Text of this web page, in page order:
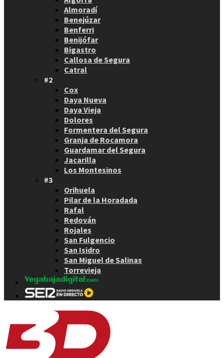
Almoradí
Benejúzar
Benferri
Benijófar
Bigastro
Callosa de Segura
Catral
#2
Cox
Daya Nueva
Daya Vieja
Dolores
Formentera del Segura
Granja de Rocamora
Guardamar del Segura
Jacarilla
Los Montesinos
#3
Orihuela
Pilar de la Horadada
Rafal
Redován
Rojales
San Fulgencio
San Isidro
San Miguel de Salinas
Torrevieja